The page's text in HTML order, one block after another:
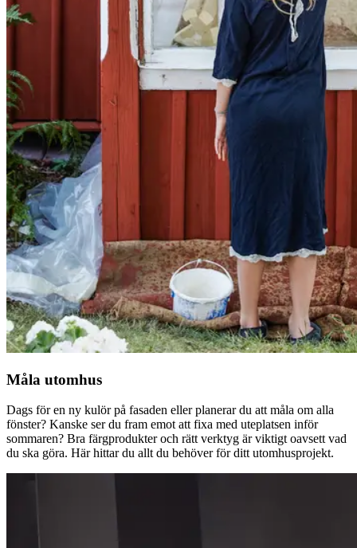
Måla utomhus
Dags för en ny kulör på fasaden eller planerar du att måla om alla
fönster? Kanske ser du fram emot att fixa med uteplatsen inför
sommaren? Bra färgprodukter och rätt verktyg är viktigt oavsett vad
du ska göra. Här hittar du allt du behöver för ditt utomhusprojekt.